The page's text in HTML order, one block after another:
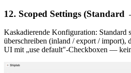
12. Scoped Settings
Kaskadierende Konfiguration: Standard
überschreiben (inland / export / import),
UI mit „use default"-Checkboxen —